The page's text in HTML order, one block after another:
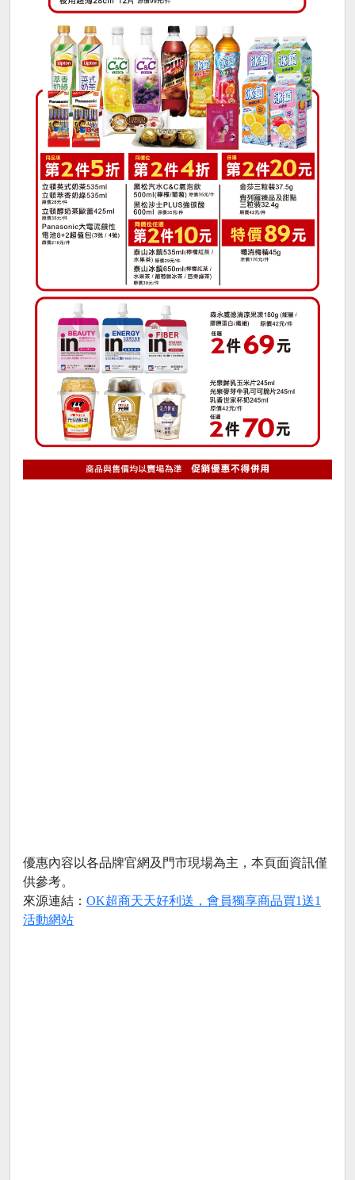
優惠內容以各品牌官網及門市現場為主，本頁面資訊僅
供參考。
來源連結： OK超商天天好利送，會員獨享商品買1送1
活動網站